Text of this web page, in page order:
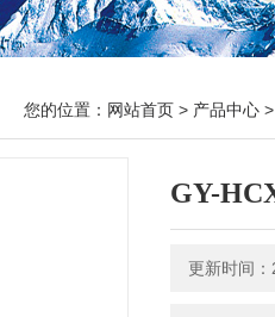
您的位置： 网站首页 > 产品中心
GY-
更新时间